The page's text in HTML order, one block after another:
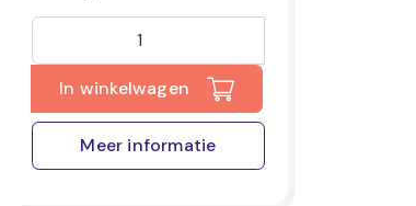
In winkelwagen
Meer informatie